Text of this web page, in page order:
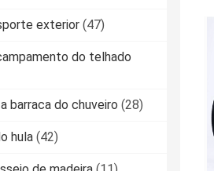
exterior (47)
do telhado
barraca do chuveiro (28)
hula (42)